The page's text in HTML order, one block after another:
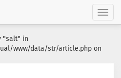
"salt" in
www/data/str/article.php on